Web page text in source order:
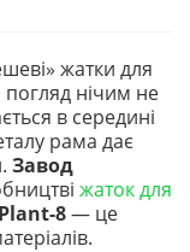
жатки для
нічим не
в середині
рама дає
Завод
жаток для
8— це